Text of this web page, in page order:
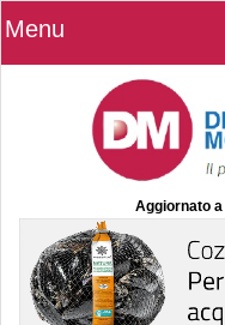
Menu
Aggiornato a